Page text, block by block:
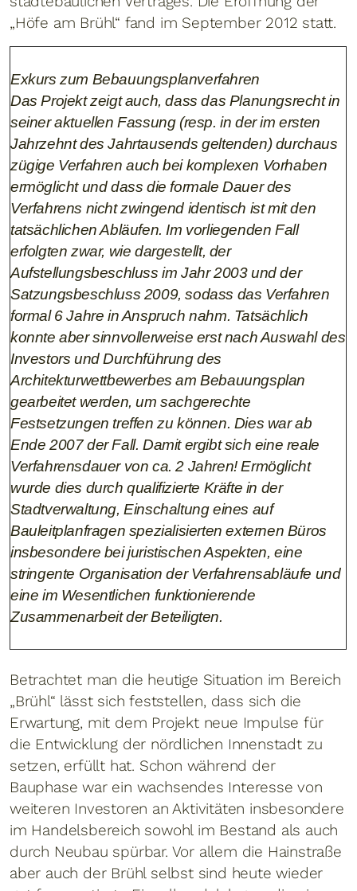
„Höfe am Brühl“ fand im September 2012 statt.
Exkurs zum Bebauungsplanverfahren
Das Projekt zeigt auch, dass das Planungsrecht in
seiner aktuellen Fassung (resp. in der im ersten
Jahrzehnt des Jahrtausends geltenden) durchaus
zügige Verfahren auch bei komplexen Vorhaben
ermöglicht und dass die formale Dauer des
Verfahrens nicht zwingend identisch ist mit den
tatsächlichen Abläufen. Im vorliegenden Fall
erfolgten zwar, wie dargestellt, der
Aufstellungsbeschluss im Jahr 2003 und der
Satzungsbeschluss 2009, sodass das Verfahren
formal 6 Jahre in Anspruch nahm. Tatsächlich
konnte aber sinnvollerweise erst nach Auswahl des
Investors und Durchführung des
Architekturwettbewerbes am Bebauungsplan
gearbeitet werden, um sachgerechte
Festsetzungen treffen zu können. Dies war ab
Ende 2007 der Fall. Damit ergibt sich eine reale
Verfahrensdauer von ca. 2 Jahren! Ermöglicht
wurde dies durch qualifizierte Kräfte in der
Stadtverwaltung, Einschaltung eines auf
Bauleitplanfragen spezialisierten externen Büros
insbesondere bei juristischen Aspekten, eine
stringente Organisation der Verfahrensabläufe und
eine im Wesentlichen funktionierende
Zusammenarbeit der Beteiligten.
Betrachtet man die heutige Situation im Bereich
„Brühl“ lässt sich feststellen, dass sich die
Erwartung, mit dem Projekt neue Impulse für
die Entwicklung der nördlichen Innenstadt zu
setzen, erfüllt hat. Schon während der
Bauphase war ein wachsendes Interesse von
weiteren Investoren an Aktivitäten insbesondere
im Handelsbereich sowohl im Bestand als auch
durch Neubau spürbar. Vor allem die Hainstraße
aber auch der Brühl selbst sind heute wieder